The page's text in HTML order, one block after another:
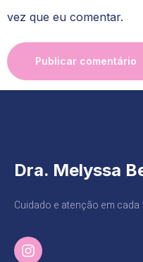
vez que eu comentar.
Dra. Melyssa
Cuidado e atenção em